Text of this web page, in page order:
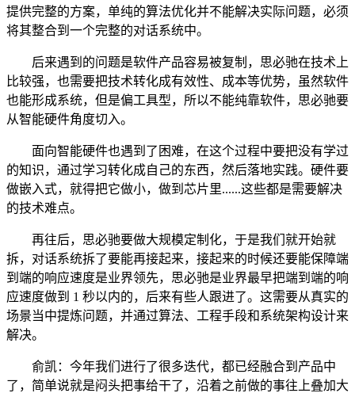
提供完整的方案，单纯的算法优化并不能解决实际问题，必须
将其整合到一个完整的对话系统中。
后来遇到的问题是软件产品容易被复制，思必驰在技术上
比较强，也需要把技术转化成有效性、成本等优势，虽然软件
也能形成系统，但是偏工具型，所以不能纯靠软件，思必驰要
从智能硬件角度切入。
面向智能硬件也遇到了困难，在这个过程中要把没有学过
的知识，通过学习转化成自己的东西，然后落地实践。硬件要
做嵌入式，就得把它做小，做到芯片里......这些都是需要解决
的技术难点。
再往后，思必驰要做大规模定制化，于是我们就开始就
拆，对话系统拆了要能再接起来，接起来的时候还要能保障端
到端的响应速度是业界领先，思必驰是业界最早把端到端的响
应速度做到 1 秒以内的，后来有些人跟进了。这需要从真实的
场景当中提炼问题，并通过算法、工程手段和系统架构设计来
解决。
俞凯：今年我们进行了很多迭代，都已经融合到产品中
了，简单说就是闷头把事给干了，沿着之前做的事往上叠加大